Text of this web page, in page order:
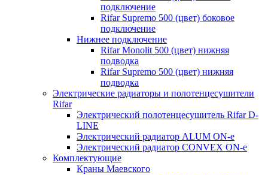
подключение
Rifar Supremo 500 (цвет) боковое
подключение
Нижнее подключение
Rifar Monolit 500 (цвет) нижняя
подводка
Rifar Supremo 500 (цвет) нижняя
подводка
Электрические радиаторы и полотенцесушители
Rifar
Электрический полотенцесушитель Rifar D-
LINE
Электрический радиатор ALUM ON-e
Электрический радиатор CONVEX ON-e
Комплектующие
Краны Маевского